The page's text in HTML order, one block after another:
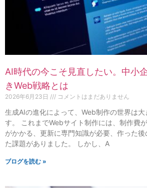
AI時代の今こそ見直したい。中小
きWeb戦略とは
2026年6月23日 コメントはまだありません
生成AIの進化によって、Web制作の世界は大
す。 これまでWebサイト制作には、制作費
がかかる、更新に専門知識が必要、作った
た課題がありました。 しかし、A
ブログを読む »